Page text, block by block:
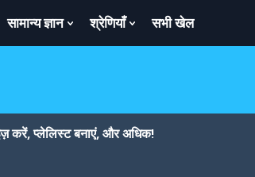
सामान्य ज्ञान
Show
Submenu
श्रेणियाँ
Show
Submenu
सभी खेल
करें, प्लेलिस्ट बनाएं, और अधिक!